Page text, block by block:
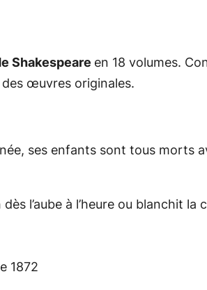
Shakespeare en 18 volumes.
œuvres originales.
ses enfants sont tous morts
dès l’aube à l’heure ou blanchit la
1872